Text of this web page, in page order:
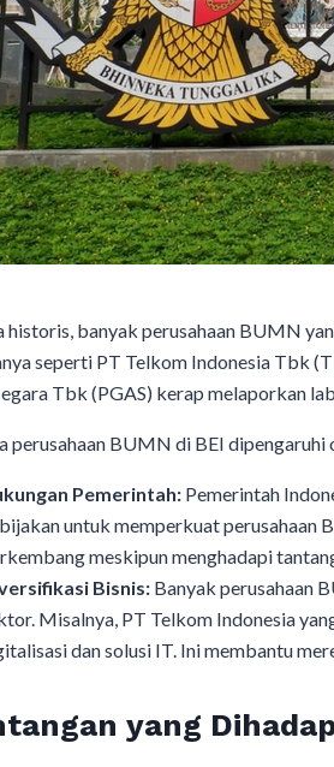
historis, banyak perusahaan BUMN
seperti PT Telkom Indonesia Tbk
Tbk (PGAS) kerap melaporkan
perusahaan BUMN di BEI
Pemerintah: Pemerintah
untuk memperkuat
meskipun menghadapi
Bisnis: Banyak perusahaan
Misalnya, PT Telkom Indonesia
dan solusi IT. Ini membantu
yang